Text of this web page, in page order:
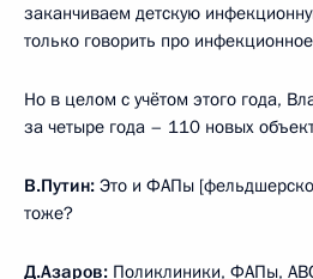
заканчиваем детскую
только говорить про
Но в целом с учётом этого года,
за четыре года – 110 новых
В.Путин: Это и ФАПы
тоже?
Д.Азаров: Поликлиники, ФАПы,